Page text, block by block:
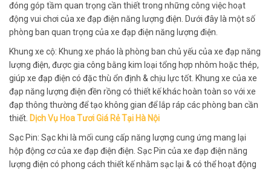
đóng góp tầm quan trọng cần thiết trong những công việc hoạt
động vui chơi của xe đạp điện năng lượng điện. Dưới đây là một số
phòng ban quan trọng của xe đạp điện năng lượng điện.
Khung xe cộ: Khung xe pháo là phòng ban chủ yếu của xe đạp năng
lượng điện, được gia công bằng kim loại tổng hợp nhôm hoặc thép,
giúp xe đạp điện có đặc thù ổn định & chịu lực tốt. Khung xe của xe
đạp năng lượng điện đền rồng có thiết kế khác hoàn toàn so với xe
đạp thông thường để tạo không gian để lắp ráp các phòng ban cần
thiết. Dịch Vụ Hoa Tươi Giá Rẻ Tại Hà Nội
Sạc Pin: Sạc khi là mối cung cấp năng lượng cung ứng mang lại
hộp động cơ của xe đạp điện điện. Sạc Pin của xe đạp điện năng
lượng điện có phong cách thiết kế nhằm sạc lại & có thể hoạt động